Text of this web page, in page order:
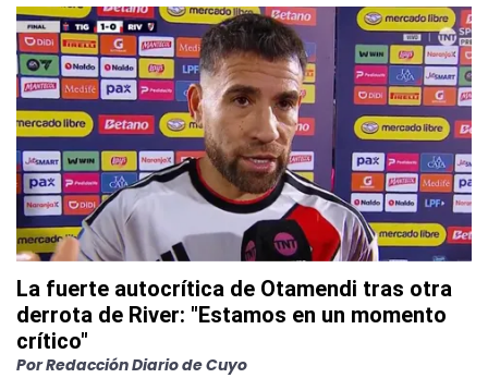
La fuerte autocrítica de Otamendi tras otra
derrota de River: "Estamos en un momento
crítico"
PorRedacción Diario de Cuyo